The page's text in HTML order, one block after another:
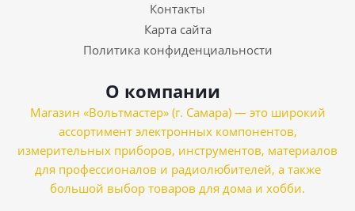
Контакты
Карта сайта
Политика конфиденциальности
О компании
Магазин «Вольтмастер» (г. Самара) — это широкий
ассортимент электронных компонентов,
измерительных приборов, инструментов, материалов
для профессионалов и радиолюбителей, а также
большой выбор товаров для дома и хобби.